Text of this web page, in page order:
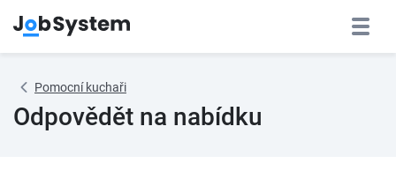
Pomocní kuchaři
Odpovědět na nabídku